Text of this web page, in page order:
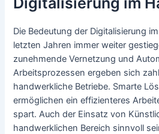
Die Bedeutung der Digitalisierung
letzten Jahren immer weiter
zunehmende Vernetzung und
Arbeitsprozessen ergeben sich
handwerkliche Betriebe. Smarte
ermöglichen ein effizienteres
spart. Auch der Einsatz von
handwerklichen Bereich sinnvoll